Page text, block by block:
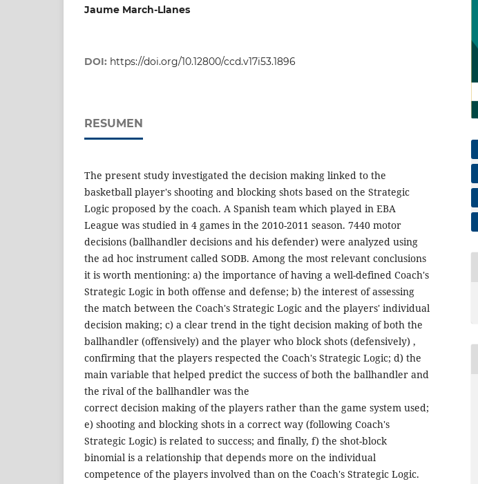
Jaume March-Llanes
DOI: https://doi.org/10.12800/ccd.v17i53.1896
RESUMEN
The present study investigated the decision making linked to the
basketball player's shooting and blocking shots based on the Strategic
Logic proposed by the coach. A Spanish team which played in EBA
League was studied in 4 games in the 2010-2011 season. 7440 motor
decisions (ballhandler decisions and his defender) were analyzed using
the ad hoc instrument called SODB. Among the most relevant conclusions
it is worth mentioning: a) the importance of having a well-defined Coach's
Strategic Logic in both offense and defense; b) the interest of assessing
the match between the Coach's Strategic Logic and the players' individual
decision making; c) a clear trend in the tight decision making of both the
ballhandler (offensively) and the player who block shots (defensively) ,
confirming that the players respected the Coach's Strategic Logic; d) the
main variable that helped predict the success of both the ballhandler and
the rival of the ballhandler was the
correct decision making of the players rather than the game system used;
e) shooting and blocking shots in a correct way (following Coach's
Strategic Logic) is related to success; and finally, f) the shot-block
binomial is a relationship that depends more on the individual
competence of the players involved than on the Coach's Strategic Logic.